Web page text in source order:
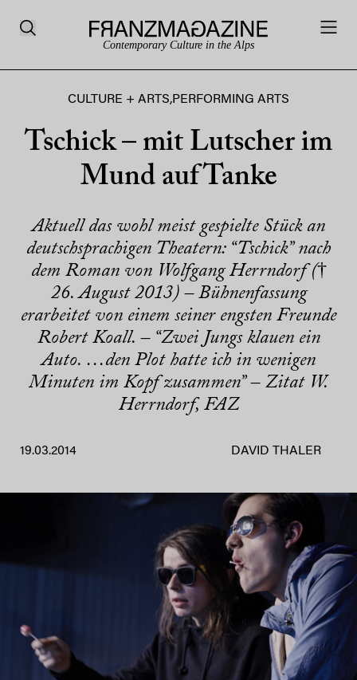
Contemporary Culture in the Alps
CULTURE + ARTS,PERFORMING ARTS
Tschick – mit Lutscher im
Mund auf Tanke
Aktuell das wohl meist gespielte Stück an
deutschsprachigen Theatern: “Tschick” nach
dem Roman von Wolfgang Herrndorf (†
26. August 2013) – Bühnenfassung
erarbeitet von einem seiner engsten Freunde
Robert Koall. – “Zwei Jungs klauen ein
Auto. …den Plot hatte ich in wenigen
Minuten im Kopf zusammen” – Zitat W.
Herrndorf, FAZ
19.03.2014 DAVID THALER